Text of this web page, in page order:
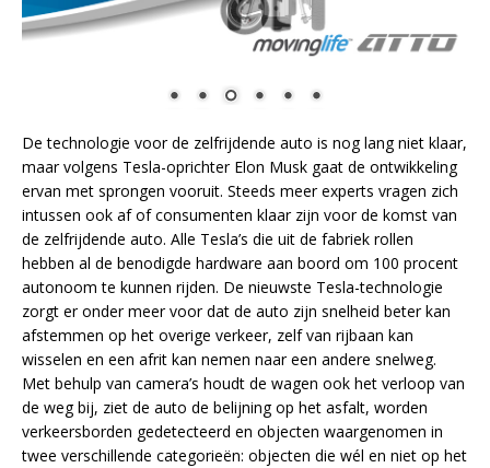
De technologie voor de zelfrijdende auto is nog lang niet klaar,
maar volgens Tesla-oprichter Elon Musk gaat de ontwikkeling
ervan met sprongen vooruit. Steeds meer experts vragen zich
intussen ook af of consumenten klaar zijn voor de komst van
de zelfrijdende auto. Alle Tesla’s die uit de fabriek rollen
hebben al de benodigde hardware aan boord om 100 procent
autonoom te kunnen rijden. De nieuwste Tesla-technologie
zorgt er onder meer voor dat de auto zijn snelheid beter kan
afstemmen op het overige verkeer, zelf van rijbaan kan
wisselen en een afrit kan nemen naar een andere snelweg.
Met behulp van camera’s houdt de wagen ook het verloop van
de weg bij, ziet de auto de belijning op het asfalt, worden
verkeersborden gedetecteerd en objecten waargenomen in
twee verschillende categorieën: objecten die wél en niet op het